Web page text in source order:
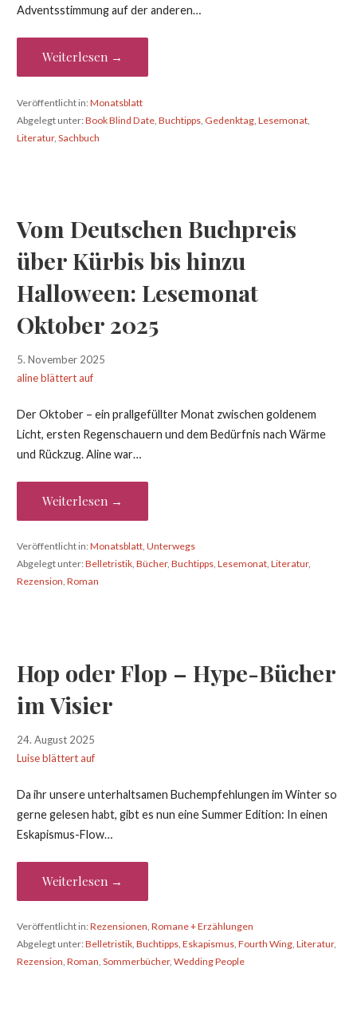
Adventsstimmung auf der anderen…
Weiterlesen →
Veröffentlicht in:Monatsblatt
Abgelegt unter:Book Blind Date, Buchtipps, Gedenktag, Lesemonat,
Literatur, Sachbuch
Vom Deutschen Buchpreis
über Kürbis bis hinzu
Halloween: Lesemonat
Oktober 2025
5. November 2025
aline blättert auf
Der Oktober – ein prallgefüllter Monat zwischen goldenem
Licht, ersten Regenschauern und dem Bedürfnis nach Wärme
und Rückzug. Aline war…
Weiterlesen →
Veröffentlicht in:Monatsblatt, Unterwegs
Abgelegt unter:Belletristik, Bücher, Buchtipps, Lesemonat, Literatur,
Rezension, Roman
Hop oder Flop – Hype-Bücher
im Visier
24. August 2025
Luise blättert auf
Da ihr unsere unterhaltsamen Buchempfehlungen im Winter so
gerne gelesen habt, gibt es nun eine Summer Edition: In einen
Eskapismus-Flow…
Weiterlesen →
Veröffentlicht in:Rezensionen, Romane + Erzählungen
Abgelegt unter:Belletristik, Buchtipps, Eskapismus, Fourth Wing, Literatur,
Rezension, Roman, Sommerbücher, Wedding People